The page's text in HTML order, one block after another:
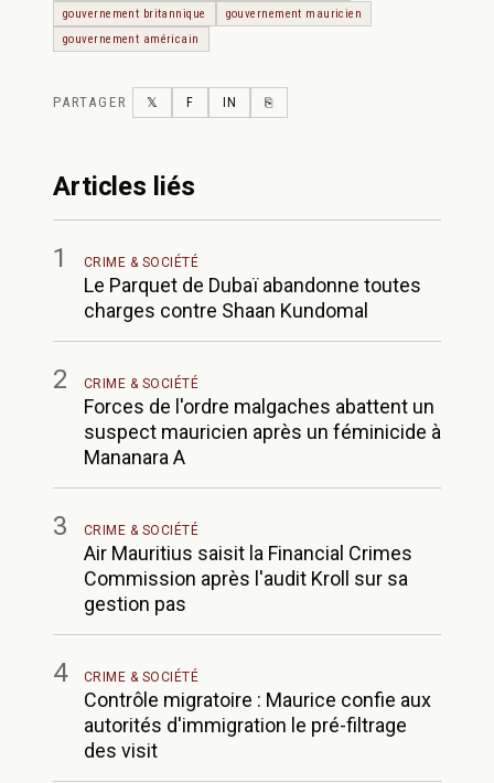
gouvernement britannique
gouvernement mauricien
gouvernement américain
PARTAGER 𝕏 TWITTER
F FACEBOOK
IN LINKEDIN
⎘COPY LINK
Articles liés
1 CRIME & SOCIÉTÉ
Le Parquet de Dubaï abandonne toutes
charges contre Shaan Kundomal
2 CRIME & SOCIÉTÉ
Forces de l'ordre malgaches abattent un
suspect mauricien après un féminicide à
Mananara A
3 CRIME & SOCIÉTÉ
Air Mauritius saisit la Financial Crimes
Commission après l'audit Kroll sur sa
gestion pas
4 CRIME & SOCIÉTÉ
Contrôle migratoire : Maurice confie aux
autorités d'immigration le pré-filtrage
des visit